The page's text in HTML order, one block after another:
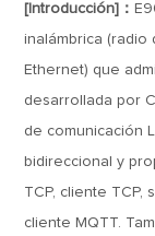
[Introducción]：
inalámbrica (radio
Ethernet) que
desarrollada por
de comunicación
bidireccional y
TCP, cliente TCP,
cliente MQTT.